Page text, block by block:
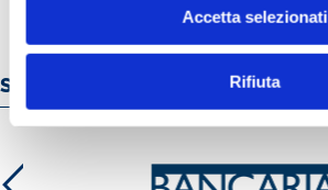
Accetta selezionati
Rifiuta
Servizi e prodotti online